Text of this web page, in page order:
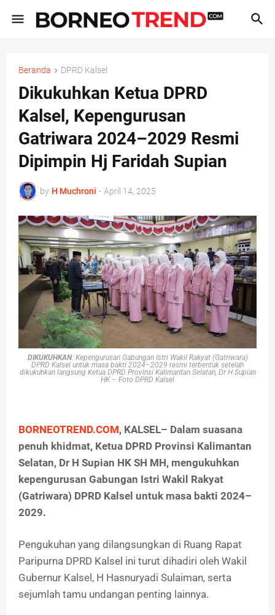
Beranda DPRD Kalsel
Dikukuhkan Ketua DPRD
Kalsel, Kepengurusan
Gatriwara 2024–2029 Resmi
Dipimpin Hj Faridah Supian
by H Muchroni - April 14, 2025
DIKUKUHKAN: Kepengurusan Gabungan Istri Wakil Rakyat (Gatriwara)
DPRD Kalsel untuk masa bakti 2024–2029 resmi terbentuk setelah
dikukuhkan langsung Ketua DPRD Provinsi Kalimantan Selatan, Dr H Supian
HK – Foto DPRD Kalsel
BORNEOTREND.COM, KALSEL– Dalam suasana
penuh khidmat, Ketua DPRD Provinsi Kalimantan
Selatan, Dr H Supian HK SH MH, mengukuhkan
kepengurusan Gabungan Istri Wakil Rakyat
(Gatriwara) DPRD Kalsel untuk masa bakti 2024–
2029.
Pengukuhan yang dilangsungkan di Ruang Rapat
Paripurna DPRD Kalsel ini turut dihadiri oleh Wakil
Gubernur Kalsel, H Hasnuryadi Sulaiman, serta
sejumlah tamu undangan penting lainnya.